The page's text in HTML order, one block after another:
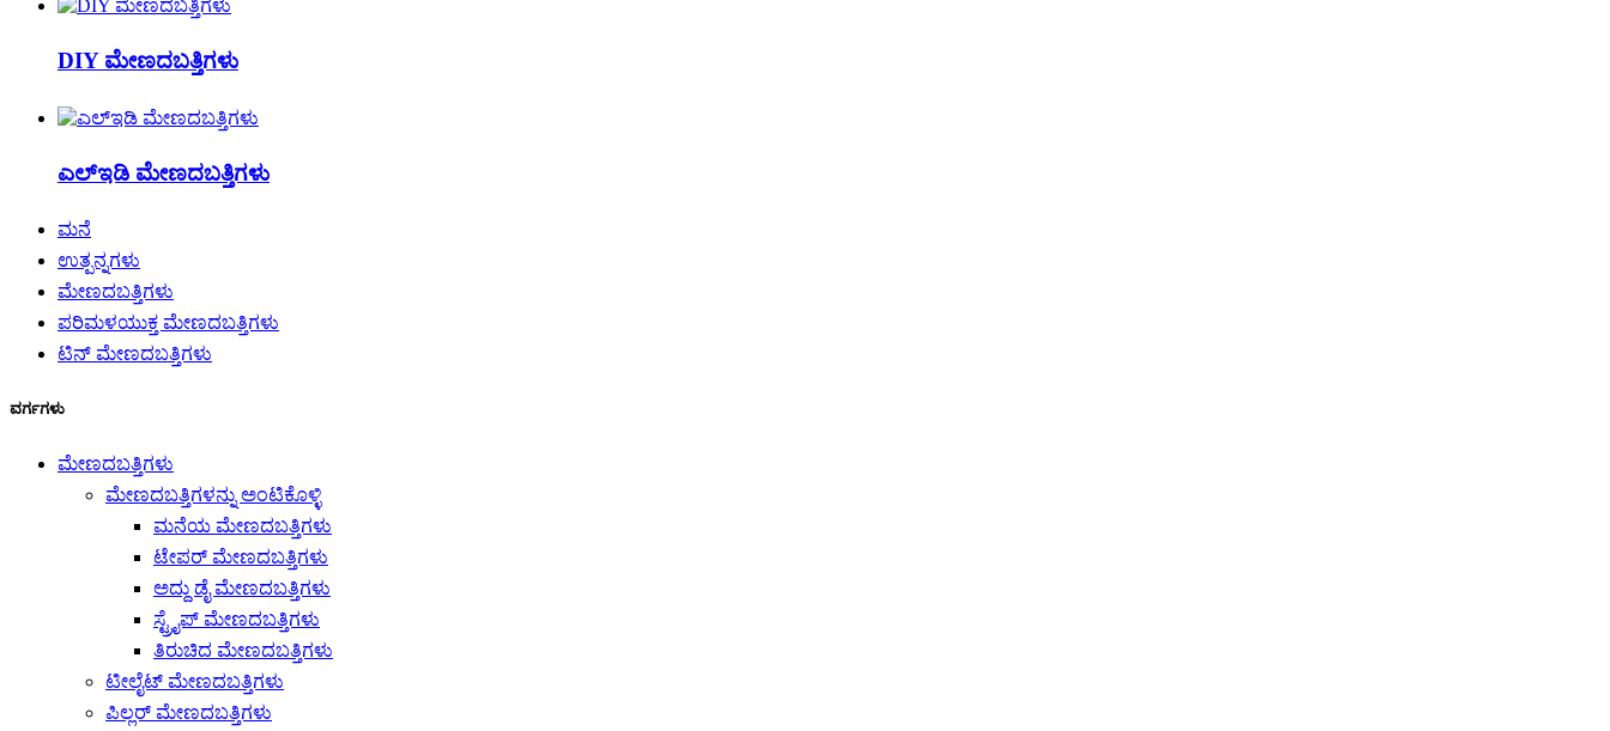
DIY ಮೇಣದಬತ್ತಿಗಳು
ಎಲ್ಇಡಿ ಮೇಣದಬತ್ತಿಗಳು
ಮನೆ
ಉತ್ಪನ್ನಗಳು
ಮೇಣದಬತ್ತಿಗಳು
ಪರಿಮಳಯುಕ್ತ ಮೇಣದಬತ್ತಿಗಳು
ಟಿನ್ ಮೇಣದಬತ್ತಿಗಳು
ವರ್ಗಗಳು
ಮೇಣದಬತ್ತಿಗಳು
ಮೇಣದಬತ್ತಿಗಳನ್ನು ಅಂಟಿಕೊಳ್ಳಿ
ಮನೆಯ ಮೇಣದಬತ್ತಿಗಳು
ಟೇಪರ್ ಮೇಣದಬತ್ತಿಗಳು
ಅದ್ದು ಡೈ ಮೇಣದಬತ್ತಿಗಳು
ಸ್ಟ್ರೈಪ್ ಮೇಣದಬತ್ತಿಗಳು
ತಿರುಚಿದ ಮೇಣದಬತ್ತಿಗಳು
ಟೀಲೈಟ್ ಮೇಣದಬತ್ತಿಗಳು
ಪಿಲ್ಲರ್ ಮೇಣದಬತ್ತಿಗಳು